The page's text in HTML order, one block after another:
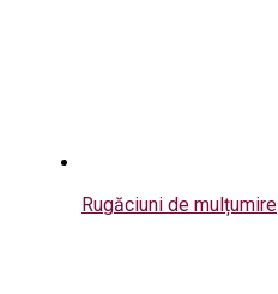
Rugăciuni de mulțumire